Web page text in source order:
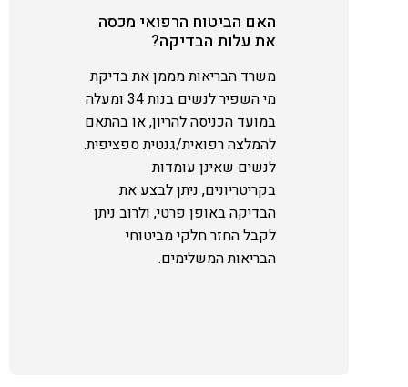
האם הביטוח הרפואי מכסה
את עלות הבדיקה?
משרד הבריאות מממן את בדיקת
מי השפיר לנשים בנות 34 ומעלה
במועד הכניסה להריון, או בהתאם
להמלצה רפואית/גנטית ספציפית.
לנשים שאינן עומדות
בקריטריונים, ניתן לבצע את
הבדיקה באופן פרטי, ולרוב ניתן
לקבל החזר חלקי מביטוחי
הבריאות המשלימים.